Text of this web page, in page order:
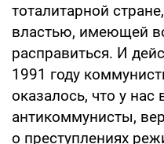
тоталитарной
властью, имеющей
расправиться. И
1991 году
оказалось, что у
антикоммунисты,
о преступлениях